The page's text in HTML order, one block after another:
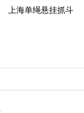
上海单绳悬挂抓斗